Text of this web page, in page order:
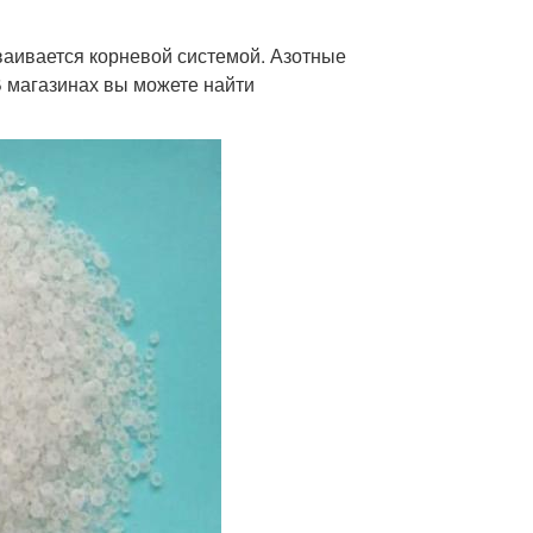
корневой системой. Азотные
вы можете найти